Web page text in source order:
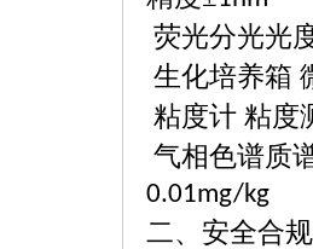
荧光分光光
生化培养箱
粘度计 粘度
气相色谱质
0.01mg/kg
二、安全合